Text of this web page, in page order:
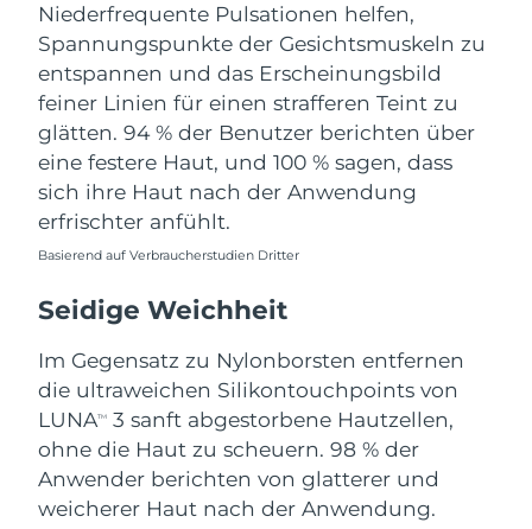
Niederfrequente Pulsationen helfen,
Spannungspunkte der Gesichtsmuskeln zu
entspannen und das Erscheinungsbild
feiner Linien für einen strafferen Teint zu
glätten. 94 % der Benutzer berichten über
eine festere Haut, und 100 % sagen, dass
sich ihre Haut nach der Anwendung
erfrischter anfühlt.
Basierend auf Verbraucherstudien Dritter
Seidige Weichheit
Im Gegensatz zu Nylonborsten entfernen
die ultraweichen Silikontouchpoints von
LUNATM
3 sanft abgestorbene Hautzellen,
ohne die Haut zu scheuern. 98 % der
Anwender berichten von glatterer und
weicherer Haut nach der Anwendung.
Vereinigte Arabische
Emirate
Erwartete Lieferung 8/10/26
Vereinigtes
Königreich
Erwartete Lieferung8/9/26
Vereinigte Staaten Erwartete Lieferung
Vietnam